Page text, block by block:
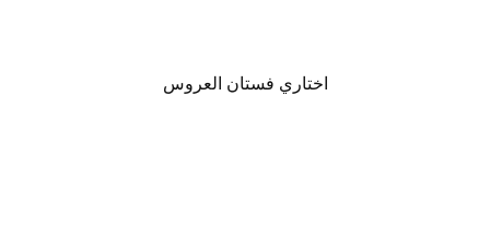
اختاري فستان العروس